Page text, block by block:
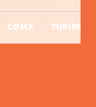
CDMX TURISMO